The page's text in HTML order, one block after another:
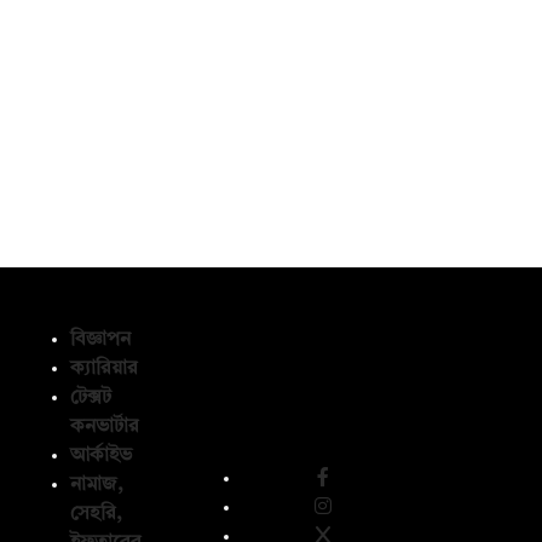
বিজ্ঞাপন
ক্যারিয়ার
টেক্সট
কনভার্টার
আর্কাইভ
নামাজ,
সেহরি,